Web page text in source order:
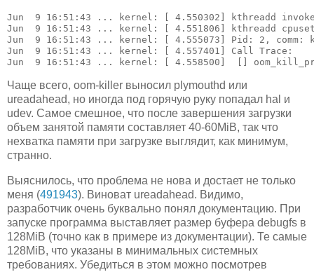
Jun  9 16:51:43 ... kernel: [ 4.550302] kthreadd
Jun  9 16:51:43 ... kernel: [ 4.551806] kthreadd
Jun  9 16:51:43 ... kernel: [ 4.555073] Pid: 2, comm:
Jun  9 16:51:43 ... kernel: [ 4.557401] Call Trace:
Jun  9 16:51:43 ... kernel: [ 4.558500]  [
Чаще всего, oom-killer выносил plymouthd или
ureadahead, но иногда под горячую руку попадал hal и
udev. Самое смешное, что после завершения загрузки
объем занятой памяти составляет 40-60MiB, так что
нехватка памяти при загрузке выглядит, как минимум,
странно.
Выяснилось, что проблема не нова и достает не только
меня (491943). Виноват ureadahead. Видимо,
разработчик очень буквально понял документацию. При
запуске программа выставляет размер буфера debugfs в
128MiB (точно как в примере из документации). Те самые
128MiB, что указаны в минимальных системных
требованиях. Убедиться в этом можно посмотрев